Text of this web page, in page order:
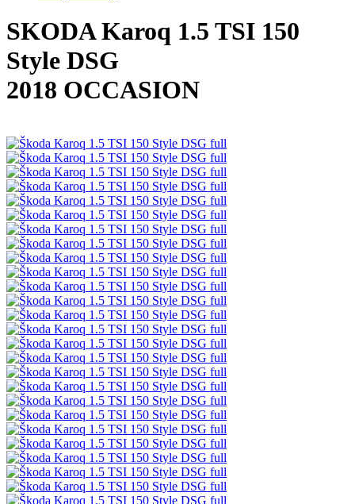
SKODA Karoq 1.5 TSI 150
Style DSG
2018 OCCASION